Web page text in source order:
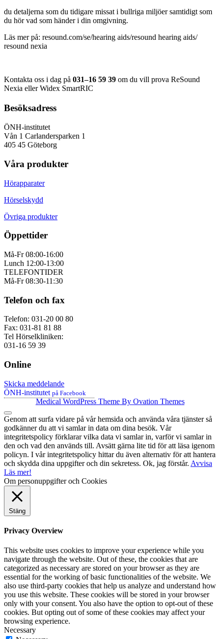
du detaljerna som du tidigare missat i bullriga miljöer samtidigt som
du hör vad som händer i din omgivning.
Läs mer på: resound.com/se/hearing aids/resound hearing aids/
resound nexia
Kontakta oss i dag på 031–16 59 39 om du vill prova ReSound
Nexia eller Widex SmartRIC
Besöksadress
ÖNH-institutet
Vån 1 Carlandersparken 1
405 45 Göteborg
Våra produkter
Hörapparater
Hörselskydd
Övriga produkter
Öppettider
Må-Fr 08:00-16:00
Lunch 12:00-13:00
TELEFONTIDER
Må-Fr 08:30-11:30
Telefon och fax
Telefon: 031-20 00 80
Fax: 031-81 81 88
Tel Hörselkliniken:
031-16 59 39
Online
Skicka meddelande
ÖNH-institutet på Facebook
Medical WordPress ThemeBy Ovation Themes
Genom att surfa vidare på vår hemsida och använda våra tjänster så
godkänner du att vi samlar in data om dina besök. Vår
integritetspolicy förklarar vilka data vi samlar in, varför vi samlar in
den och vad den används till. Avsätt gärna lite tid för att läsa igenom
policyn. I vår integritetspolicy hittar du även alternativ för att hantera
och skydda dina uppgifter och din sekretess. Ok, jag förstår. Avvisa
Läs mer!
Om personuppgifter och Cookies
Stäng
Privacy Overview
This website uses cookies to improve your experience while you
navigate through the website. Out of these, the cookies that are
categorized as necessary are stored on your browser as they are
essential for the working of basic functionalities of the website. We
also use third-party cookies that help us analyze and understand how
you use this website. These cookies will be stored in your browser
only with your consent. You also have the option to opt-out of these
cookies. But opting out of some of these cookies may affect your
browsing experience.
Necessary